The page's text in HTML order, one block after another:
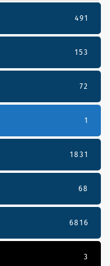
491
153
72
1
1831
68
6816
3